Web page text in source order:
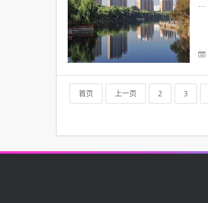
首页 上一页 2 3